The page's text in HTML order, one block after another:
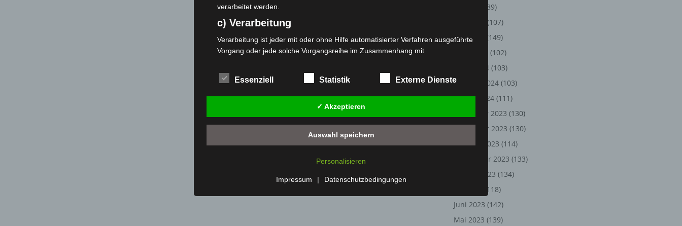
(89)
(107)
Mai 2024
(149)
(102)
März 2024 (103)
Februar 2024 (103)
Januar 2024 (111)
Dezember 2023 (130)
November 2023 (130)
Oktober 2023 (114)
September 2023 (133)
August 2023 (134)
(118)
Juni 2023 (142)
Mai 2023 (139)
verarbeitet werden.
c) Verarbeitung
Verarbeitung ist jeder mit oder ohne Hilfe automatisierter Verfahren ausgeführte
Vorgang oder jede solche Vorgangsreihe im Zusammenhang mit
das Ordnen, die Speicherung, die Anpassung oder Veränderung, das Auslesen,
das Abfragen, die Verwendung, die Offenlegung durch Übermittlung, Verbreitung
oder eine andere Form der Bereitstellung, den Abgleich oder die Verknüpfung,
die Einschränkung, das Löschen oder die Vernichtung.
d) Einschränkung der Verarbeitung
Einschränkung der Verarbeitung ist die Markierung gespeicherter
Profiling ist jede Art der automatisierten Verarbeitung personenbezogener
Daten, die darin besteht, dass diese personenbezogenen Daten verwendet
werden, um bestimmte persönliche Aspekte, die sich auf eine natürliche Person
Essenziell Statistik Externe Dienste
✓ Akzeptieren
Auswahl speichern
Personalisieren
Impressum | Datenschutzbedingungen